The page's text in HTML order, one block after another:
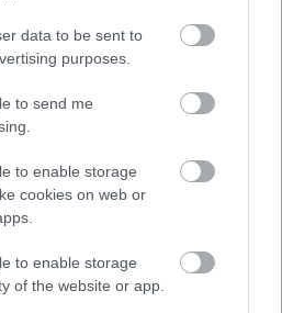
data to be sent to
purposes.
to send me
to enable storage
cookies on web or
to enable storage
of the website or app.
mentés Mi-17-essel:
2019
körökben hullámrepülési
Pipishegy
Air Wolf Hunting 2019
mentő orientációjú
az együttműködők. A hétfői